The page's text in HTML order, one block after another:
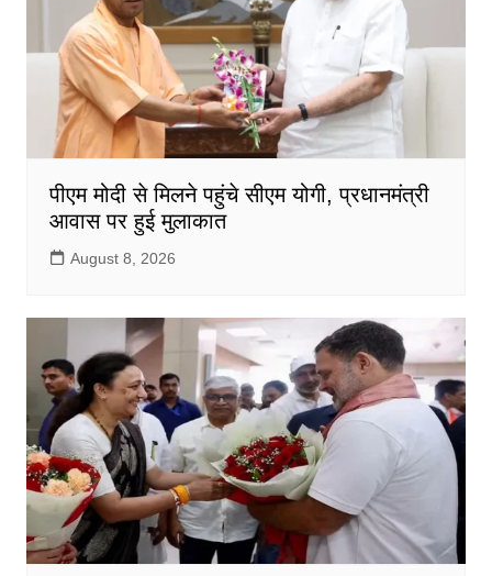
पीएम मोदी से मिलने पहुंचे सीएम योगी, प्रधानमंत्री
आवास पर हुई मुलाकात
August 8, 2026